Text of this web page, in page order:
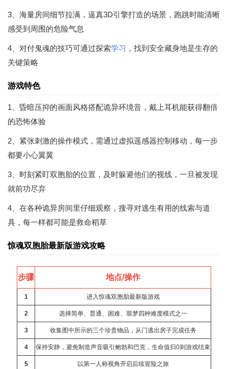
3、海量房间细节拉满，逼真3D引擎打造的场景，跑跳时能清晰
感受到周围的危险气息
4、对付鬼魂的技巧可通过探索学习 ，找到安全藏身地是生存的
关键策略
游戏特色
1、昏暗压抑的画面风格搭配诡异环境音，戴上耳机能获得翻倍
的恐怖体验
2、紧张刺激的操作模式，需通过虚拟遥感器控制移动，每一步
都要小心翼翼
3、时刻紧盯双胞胎的位置，及时躲避他们的视线，一旦被发现
就前功尽弃
4、在各种诡异房间里仔细观察，搜寻对逃生有用的线索与道
具，每一样都可能是救命稻草
惊魂双胞胎最新版游戏攻略
步骤 地点/操作
1 进入惊魂双胞胎最新版游戏
2 选择简单、普通、困难、噩梦四种难度模式之一
3 收集图中所示的三个珍贵物品，从门逃出房子完成任务
4 保持安静，避免制造声音吸引鲍勃和巴克，生命值归0则游戏结束
5 以第一人称视角开启后续冒险之旅